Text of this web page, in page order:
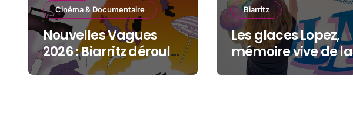
Cinéma & Documentaire
Nouvelles Vagues
2026 : Biarritz déroule
le tapis rouge entre
Biarritz
Les glaces Lopez,
mémoire vive de la
Grande Plage